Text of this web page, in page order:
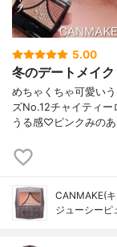
5.00
冬のデートメイク
めちゃくちゃ可愛い
ズNo.12チャイティ
うる感♡ピンクみの
CANMAKE(
ジューシーピ